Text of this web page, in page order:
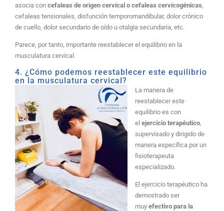
asocia con cefaleas de origen cervical o cefaleas cervicogénicas,
cefaleas tensionales, disfunción temporomandibular, dolor crónico
de cuello, dolor secundario de oí­do u otalgia secundaria, etc.
Parece, por tanto, importante reestablecer el equilibrio en la
musculatura cervical.
4. ¿Cómo podemos reestablecer este equilibrio
en la musculatura cervical?
La manera de
reestablecer este
equilibrio es con
el ejercicio terapéutico,
supervisado y dirigido de
manera especí­fica por un
fisioterapeuta
especializado.
El ejercicio terapéutico ha
demostrado ser
muy efectivo para la